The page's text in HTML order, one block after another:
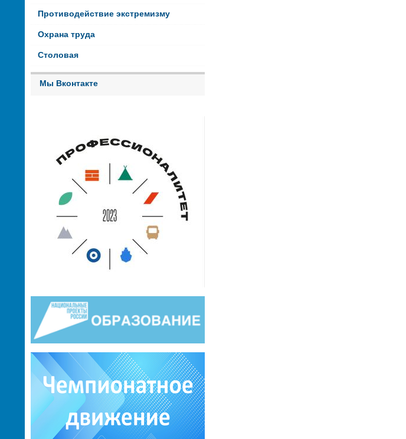
Противодействие экстремизму
Охрана труда
Столовая
Мы Вконтакте